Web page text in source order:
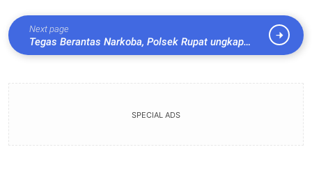
Next page
Tegas Berantas Narkoba, Polsek Rupat ungkap
Kasus Sabu dalam Operasi ANTIK 2026
SPECIAL ADS